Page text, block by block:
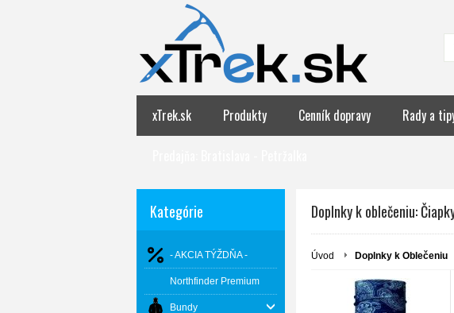
xTrek.sk Produkty Cenník dopravy Rady a
Kategórie
- AKCIA TÝŽDŇA -
Northfinder Premium
Bundy
Doplnky k oblečeniu:
Úvod Doplnky k Oblečeniu